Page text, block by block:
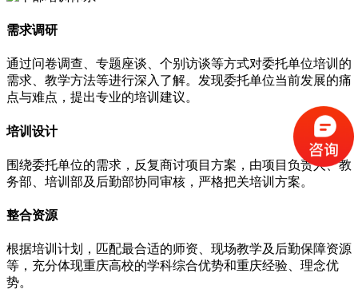
需求调研
通过问卷调查、专题座谈、个别访谈等方式对委托单位培训的
需求、教学方法等进行深入了解。发现委托单位当前发展的痛
点与难点，提出专业的培训建议。
培训设计
围绕委托单位的需求，反复商讨项目方案，由项目负责人、教
务部、培训部及后勤部协同审核，严格把关培训方案。
整合资源
根据培训计划，匹配最合适的师资、现场教学及后勤保障资源
等，充分体现重庆高校的学科综合优势和重庆经验、理念优
势。